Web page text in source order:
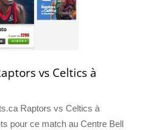
vs Celtics à
Raptors vs Celtics à
pour ce match au Centre Bell